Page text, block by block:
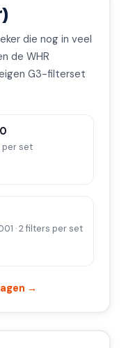
die nog in veel
de WHR
G3-filterset
per set
· 2 filters per set
→